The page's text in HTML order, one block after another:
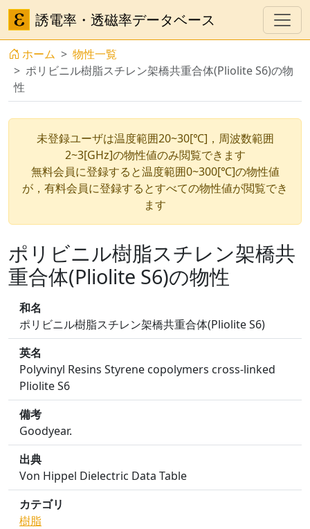
誘電率・透磁率データベース
ホーム
物性一覧
ポリビニル樹脂スチレン架橋共重合体(Pliolite S6)の物
性
未登録ユーザは温度範囲20~30[℃]，周波数範囲
2~3[GHz]の物性値のみ閲覧できます
無料会員に登録すると温度範囲0~300[℃]の物性値
が，有料会員に登録するとすべての物性値が閲覧でき
ます
ポリビニル樹脂スチレン架橋共
重合体(Pliolite S6)の物性
和名
ポリビニル樹脂スチレン架橋共重合体(Pliolite S6)
英名
Polyvinyl Resins Styrene copolymers cross-linked
Pliolite S6
備考
Goodyear.
出典
Von Hippel Dielectric Data Table
カテゴリ
樹脂